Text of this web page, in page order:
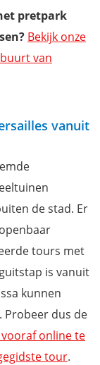
pretpark
Bekijk onze
van
vanuit
de stad. Er
tours met
is vanuit
kunnen
Probeer dus de
online te
tour.